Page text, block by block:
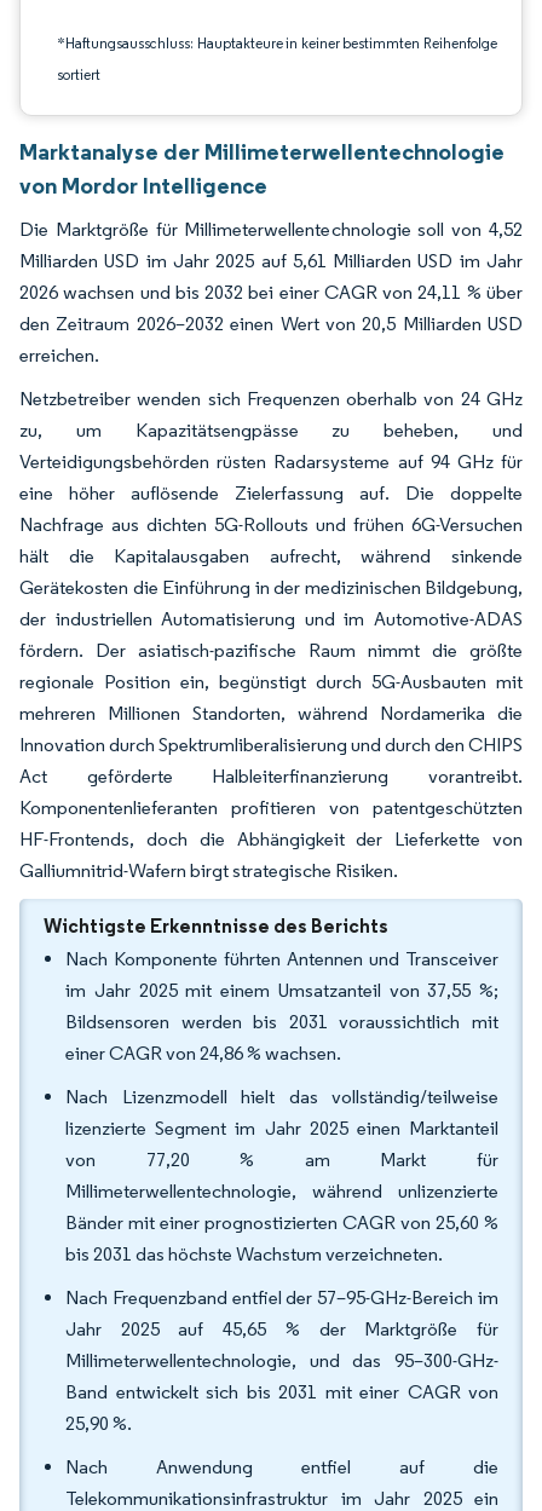
*Haftungsausschluss: Hauptakteure in keiner bestimmten Reihenfolge
sortiert
Marktanalyse der Millimeterwellentechnologie
von Mordor Intelligence
Die Marktgröße für Millimeterwellentechnologie soll von 4,52
Milliarden USD im Jahr 2025 auf 5,61 Milliarden USD im Jahr
2026 wachsen und bis 2032 bei einer CAGR von 24,11 % über
den Zeitraum 2026–2032 einen Wert von 20,5 Milliarden USD
erreichen.
Netzbetreiber wenden sich Frequenzen oberhalb von 24 GHz
zu, um Kapazitätsengpässe zu beheben, und
Verteidigungsbehörden rüsten Radarsysteme auf 94 GHz für
eine höher auflösende Zielerfassung auf. Die doppelte
Nachfrage aus dichten 5G-Rollouts und frühen 6G-Versuchen
hält die Kapitalausgaben aufrecht, während sinkende
Gerätekosten die Einführung in der medizinischen Bildgebung,
der industriellen Automatisierung und im Automotive-ADAS
fördern. Der asiatisch-pazifische Raum nimmt die größte
regionale Position ein, begünstigt durch 5G-Ausbauten mit
mehreren Millionen Standorten, während Nordamerika die
Innovation durch Spektrumliberalisierung und durch den CHIPS
Act geförderte Halbleiterfinanzierung vorantreibt.
Komponentenlieferanten profitieren von patentgeschützten
HF-Frontends, doch die Abhängigkeit der Lieferkette von
Galliumnitrid-Wafern birgt strategische Risiken.
Wichtigste Erkenntnisse des Berichts
Nach Komponente führten Antennen und Transceiver
im Jahr 2025 mit einem Umsatzanteil von 37,55 %;
Bildsensoren werden bis 2031 voraussichtlich mit
einer CAGR von 24,86 % wachsen.
Nach Lizenzmodell hielt das vollständig/teilweise
lizenzierte Segment im Jahr 2025 einen Marktanteil
von 77,20 % am Markt für
Millimeterwellentechnologie, während unlizenzierte
Bänder mit einer prognostizierten CAGR von 25,60 %
bis 2031 das höchste Wachstum verzeichneten.
Nach Frequenzband entfiel der 57–95-GHz-Bereich im
Jahr 2025 auf 45,65 % der Marktgröße für
Millimeterwellentechnologie, und das 95–300-GHz-
Band entwickelt sich bis 2031 mit einer CAGR von
25,90 %.
Nach Anwendung entfiel auf die
Telekommunikationsinfrastruktur im Jahr 2025 ein